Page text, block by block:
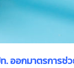
ออกมาตรการ